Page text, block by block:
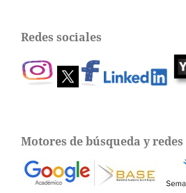
Redes sociales
Motores de búsqueda y